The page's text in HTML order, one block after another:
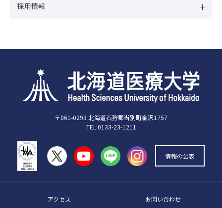
採用情報
〒061-0293 北海道石狩郡当別町金沢1757
TEL:0133-23-1211
情報の公表
アクセス お問い合わせ